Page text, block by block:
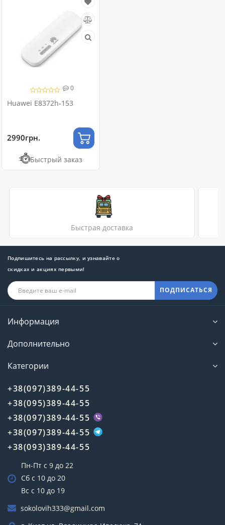
0
Huawei E8372h-153
2990грн.
Быстрый заказ
Быстрая доставка
Подпишитесь на рассылку, и узнавайте о
скидках и акциях первыми!
ПОДПИСАТЬСЯ
Информация
Дополнительно
Категории
+38(097)389-44-55
+38(095)389-44-55
+38(097)389-44-55
+38(097)389-44-55
+38(093)389-44-55
Пн-Пт с 9 до 22
Сб с 10 до 20
Вс с 10 до 19
sokolovih333@gmail.com